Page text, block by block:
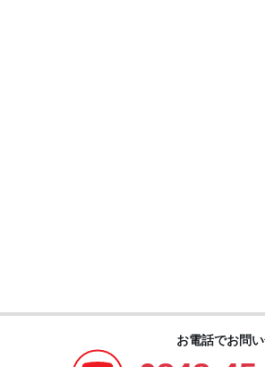
お電話でお問